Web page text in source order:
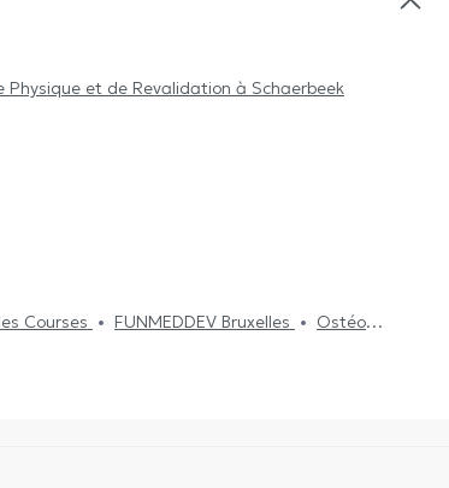
Physique et de Revalidation à Schaerbeek
Courses FUNMEDDEV Bruxelles
Ostéo